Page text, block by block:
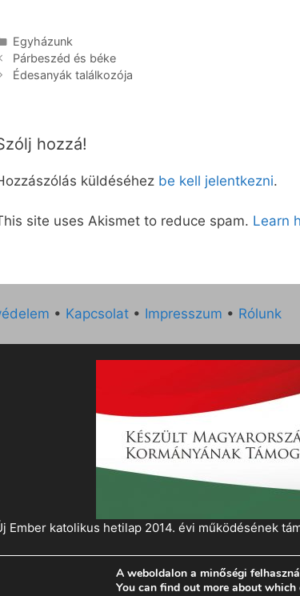
Kategória
Egyházunk
Párbeszéd és béke
Édesanyák találkozója
hozzá!
küldéséhez be kell jelentkezni.
site uses Akismet to reduce spam. Learn
• Kapcsolat • Impresszum • Rólunk
Ember katolikus hetilap 2014. évi működésének
Magyar Kurír - Új Ember• KészültGeneratePress
A weboldalon a minőségi
You can find out more about